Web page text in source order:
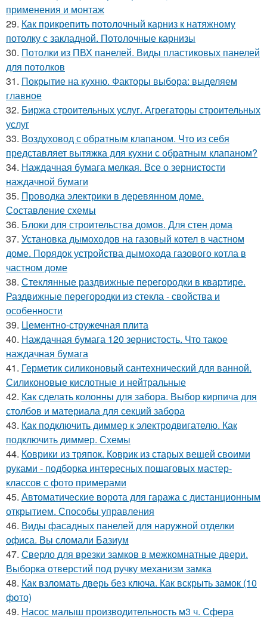
применения и монтаж
29. Как прикрепить потолочный карниз к натяжному
потолку с закладной. Потолочные карнизы
30. Потолки из ПВХ панелей. Виды пластиковых панелей
для потолков
31. Покрытие на кухню. Факторы выбора: выделяем
главное
32. Биржа строительных услуг. Агрегаторы строительных
услуг
33. Воздуховод с обратным клапаном. Что из себя
представляет вытяжка для кухни с обратным клапаном?
34. Наждачная бумага мелкая. Все о зернистости
наждачной бумаги
35. Проводка электрики в деревянном доме.
Составление схемы
36. Блоки для строительства домов. Для стен дома
37. Установка дымоходов на газовый котел в частном
доме. Порядок устройства дымохода газового котла в
частном доме
38. Стеклянные раздвижные перегородки в квартире.
Раздвижные перегородки из стекла - свойства и
особенности
39. Цементно-стружечная плита
40. Наждачная бумага 120 зернистость. Что такое
наждачная бумага
41. Герметик силиконовый сантехнический для ванной.
Силиконовые кислотные и нейтральные
42. Как сделать колонны для забора. Выбор кирпича для
столбов и материала для секций забора
43. Как подключить диммер к электродвигателю. Как
подключить диммер. Схемы
44. Коврики из тряпок. Коврик из старых вещей своими
руками - подборка интересных пошаговых мастер-
классов с фото примерами
45. Автоматические ворота для гаража с дистанционным
открытием. Способы управления
46. Виды фасадных панелей для наружной отделки
офиса. Вы сломали Базиум
47. Сверло для врезки замков в межкомнатные двери.
Выборка отверстий под ручку механизм замка
48. Как взломать дверь без ключа. Как вскрыть замок (10
фото)
49. Насос малыш производительность м3 ч. Сфера